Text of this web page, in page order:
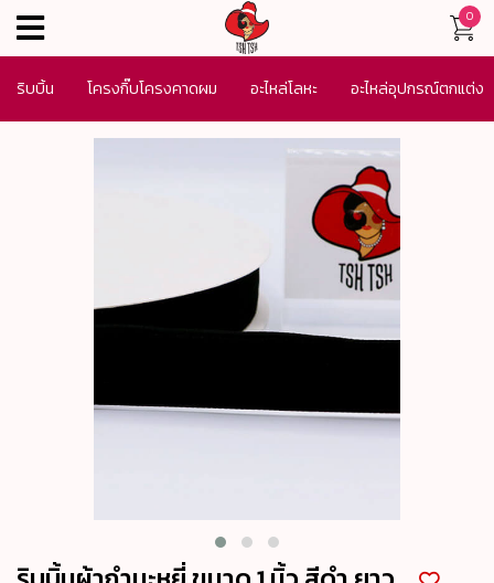
0
menu
ริบบิ้น โครงกิ๊บโครงคาดผม อะไหล่โลหะ อะไหล่อุปกรณ์ตกแต่ง